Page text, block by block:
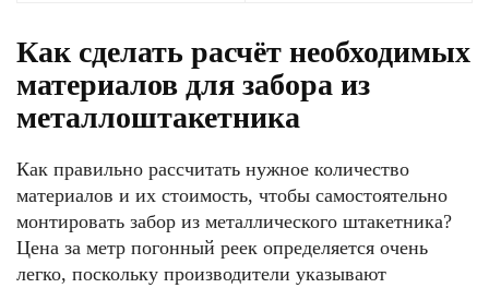
Как сделать расчёт необходимых
материалов для забора из
металлоштакетника
Как правильно рассчитать нужное количество
материалов и их стоимость, чтобы самостоятельно
монтировать забор из металлического штакетника?
Цена за метр погонный реек определяется очень
легко, поскольку производители указывают